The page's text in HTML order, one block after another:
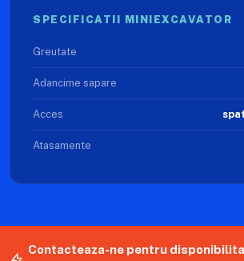
SPECIFICATII MINIEXCAVATOR
Greutate
Adancime sapare
Acces
Atasamente
Contacteaza-ne pentru